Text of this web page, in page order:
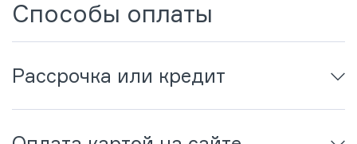
Способы оплаты
Рассрочка или кредит